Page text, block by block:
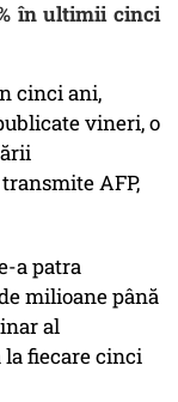
în ultimii cinci
cinci ani,
vineri, o
AFP,
a patra
milioane până
al
la fiecare cinci